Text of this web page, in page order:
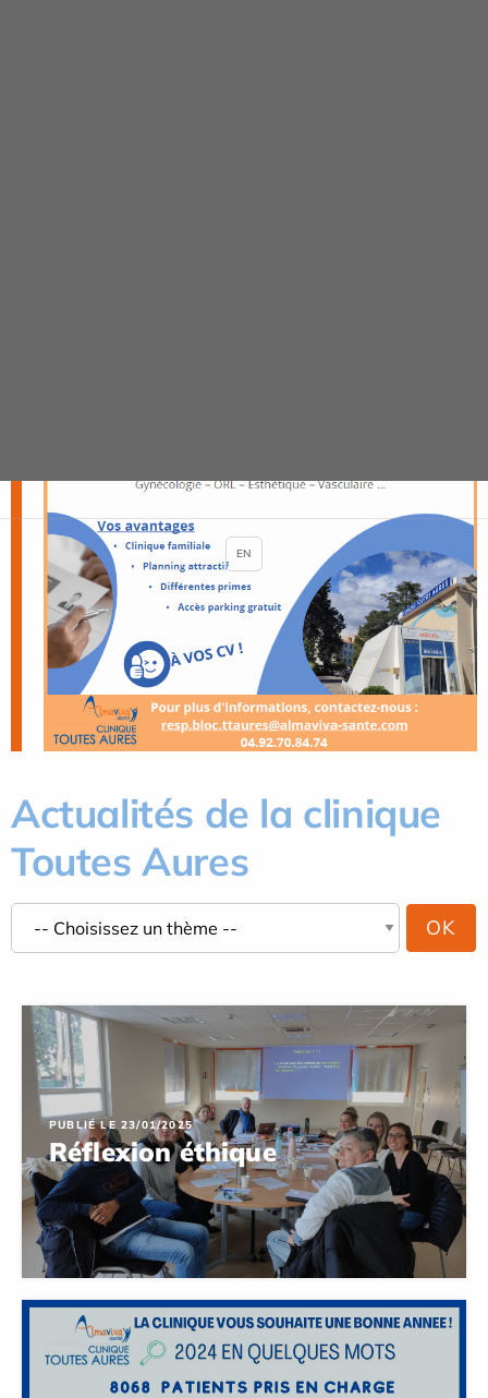
Actualités de la clinique
Toutes Aures
PUBLIÉ LE 23/01/2025
Réflexion éthique
EN